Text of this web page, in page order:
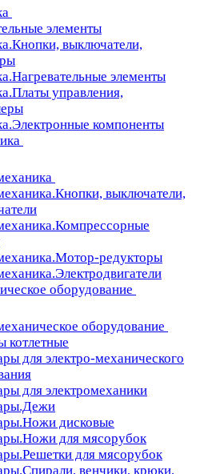
элементы
выключатели,
элементы
управления,
компоненты
выключатели,
редукторы
оборудование
оборудование
котлетные
для электро-механического
для электромеханики
дисковые
для мясорубок
для мясорубок
венчики, крюки,